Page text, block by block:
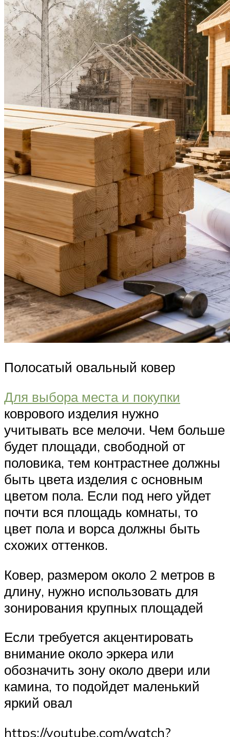
Полосатый овальный ковер
Для выбора места и покупки
коврового изделия нужно
учитывать все мелочи. Чем больше
будет площади, свободной от
половика, тем контрастнее должны
быть цвета изделия с основным
цветом пола. Если под него уйдет
почти вся площадь комнаты, то
цвет пола и ворса должны быть
схожих оттенков.
Ковер, размером около 2 метров в
длину, нужно использовать для
зонирования крупных площадей
Если требуется акцентировать
внимание около эркера или
обозначить зону около двери или
камина, то подойдет маленький
яркий овал
https://youtube.com/watch?